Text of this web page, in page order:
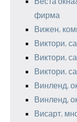
фирма
Вижен,
Виктори,
Виктори,
Виктори,
Винленд,
Винленд,
Висарт,